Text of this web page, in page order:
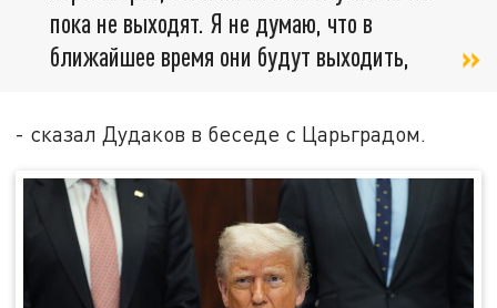
пока не выходят. Я не думаю, что в
ближайшее время они будут выходить,
- сказал Дудаков в беседе с Царьградом.